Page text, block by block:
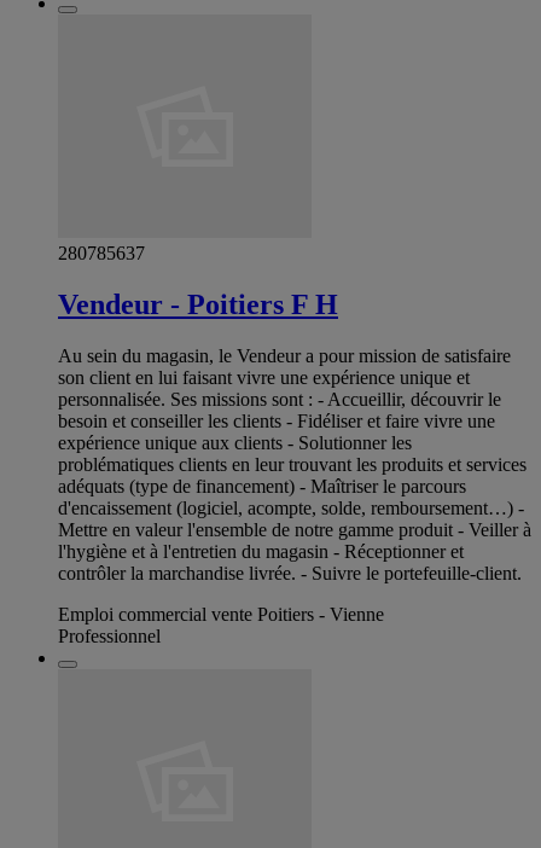
280785637
Vendeur - Poitiers F H
Au sein du magasin, le Vendeur a pour mission de satisfaire
son client en lui faisant vivre une expérience unique et
personnalisée. Ses missions sont : - Accueillir, découvrir le
besoin et conseiller les clients - Fidéliser et faire vivre une
expérience unique aux clients - Solutionner les
problématiques clients en leur trouvant les produits et services
adéquats (type de financement) - Maîtriser le parcours
d'encaissement (logiciel, acompte, solde, remboursement…) -
Mettre en valeur l'ensemble de notre gamme produit - Veiller à
l'hygiène et à l'entretien du magasin - Réceptionner et
contrôler la marchandise livrée. - Suivre le portefeuille-client.
Emploi commercial vente Poitiers - Vienne
Professionnel